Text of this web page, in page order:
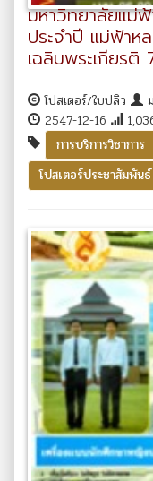
มหาวิทยาลัยแม่
ประจำปี แม่ฟ้าห
เฉลิมพระเกียร
โปสเตอร์/ใบปลิว
2547-12-16
การบริการวิชาการ
โปสเตอร์ประชาสัมพันธ์